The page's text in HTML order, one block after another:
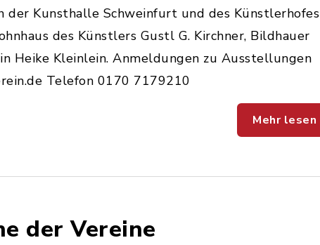
der Kunsthalle Schweinfurt und des Künstlerhofes
des Künstlers Gustl G. Kirchner, Bildhauer
Heike Kleinlein. Anmeldungen zu Ausstellungen
Telefon 0170 7179210
Mehr lesen
der Vereine